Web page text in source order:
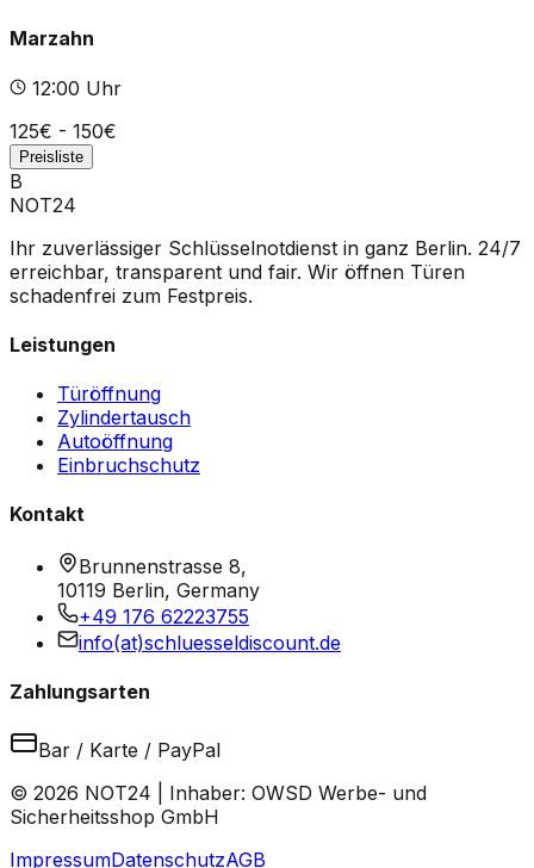
Marzahn
12:00 Uhr
125€ - 150€
Preisliste
B
NOT24
Ihr zuverlässiger Schlüsselnotdienst in ganz Berlin. 24/7
erreichbar, transparent und fair. Wir öffnen Türen
schadenfrei zum Festpreis.
Leistungen
Türöffnung
Zylindertausch
Autoöffnung
Einbruchschutz
Kontakt
Brunnenstrasse 8,
10119 Berlin, Germany
+49 176 62223755
info(at)schluesseldiscount.de
Zahlungsarten
Bar / Karte / PayPal
© 2026 NOT24 | Inhaber: OWSD Werbe- und
Sicherheitsshop GmbH
ImpressumDatenschutzAGB